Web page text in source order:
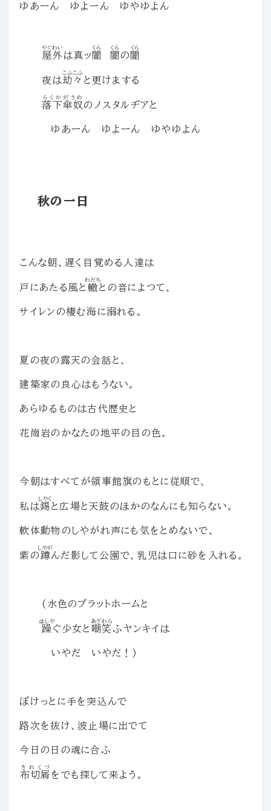
ゆあーん ゆよーん ゆやゆよん
屋外
やぐわい
は真ッ 闇
くら
闇
くら
の 闇
くら
夜は劫々
こふこふ
と更けまする
落下傘奴
らくかがさめ
のノスタルヂアと
ゆあーん ゆよーん ゆやゆよん
秋の一日
こんな朝、遅く目覚める人達は
戸にあたる風と 轍
わだち
との音によつて、
サイレンの棲む海に溺れる。
夏の夜の露天の会話と、
建築家の良心はもうない。
あらゆるものは古代歴史と
花崗岩のかなたの地平の目の色。
今朝はすべてが領事館旗のもとに従順で、
私は錫
しやく
と広場と天鼓のほかのなんにも知らない。
軟体動物のしやがれ声にも気をとめないで、
紫の 蹲
しやが
んだ影して公園で、乳児は口に砂を入れる。
(水色のプラットホームと
躁
はしや
ぐ少女と 嘲笑
あざわら
ふヤンキイは
いやだ いやだ！)
ぽけっとに手を突込んで
路次を抜け、波止場に出でて
今日の日の魂に合ふ
布切屑
きれくづ
をでも探して来よう。